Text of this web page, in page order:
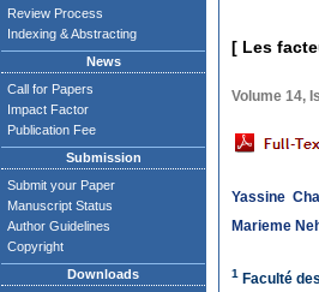
Review Process
Indexing & Abstracting
News
Call for Papers
Impact Factor
Publication Fee
Submission
Submit your Paper
Manuscript Status
Author Guidelines
Copyright
Downloads
[ Les
Volume 14,
Yassine
Marieme
1 Faculté